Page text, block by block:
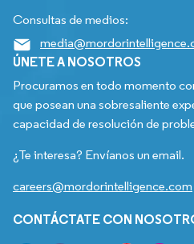
Consultas de medios:
ÚNETE A NOSOTROS
Procuramos en todo momento
que posean una sobresaliente
capacidad de resolución de
¿Te interesa? Envíanos un email.
careers@mordorintelligence.com
CONTÁCTATE CON